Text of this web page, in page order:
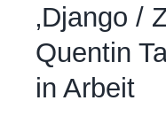
‚Django /
Quentin
in Arbeit